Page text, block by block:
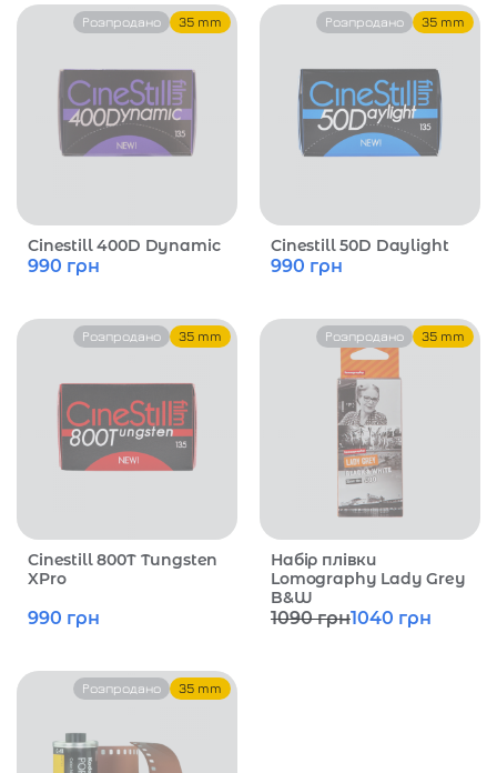
Розпродано 35 mm
Cinestill 400D Dynamic
990 грн
Розпродано 35 mm
Cinestill 50D Daylight
990 грн
Розпродано 35 mm
Cinestill 800T Tungsten
XPro
990 грн
Розпродано 35 mm
Набір плівки
Lomography Lady Grey
B&W
1090грн1040 грн
Розпродано 35 mm